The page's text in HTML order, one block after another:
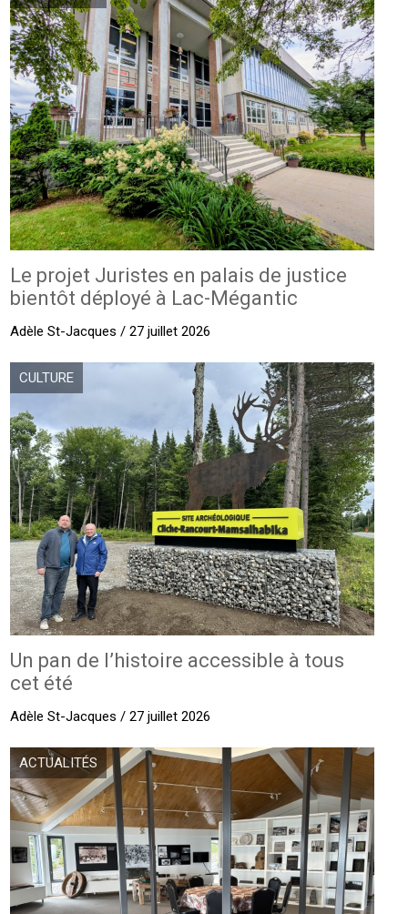
Le projet Juristes en palais de justice
bientôt déployé à Lac-Mégantic
Adèle St-Jacques / 27 juillet 2026
CULTURE
Un pan de l’histoire accessible à tous
cet été
Adèle St-Jacques / 27 juillet 2026
ACTUALITÉS